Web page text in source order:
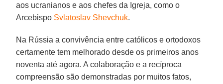
aos ucranianos e aos chefes da Igreja, como o
Arcebispo Svlatoslav Shevchuk.
Na Rússia a convivência entre católicos e ortodoxos
certamente tem melhorado desde os primeiros anos
noventa até agora. A colaboração e a recíproca
compreensão são demonstradas por muitos fatos,